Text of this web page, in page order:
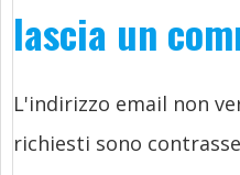
lascia un
L'indirizzo email non
richiesti sono